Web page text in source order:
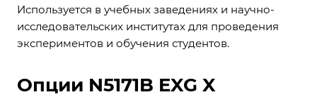
Используется в учебных заведениях и научно-
исследовательских институтах для проведения
экспериментов и обучения студентов.
Опции N5171B EXG X